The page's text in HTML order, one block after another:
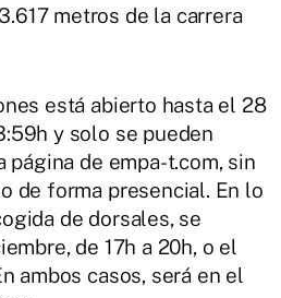
metros de la carrera
está abierto hasta el 28
y solo se pueden
página de empa-t.com, sin
de forma presencial. En lo
de dorsales, se
de 17h a 20h, o el
ambos casos, será en el